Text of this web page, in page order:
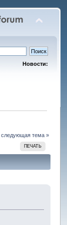
Новости:
следующая тема »
ПЕЧАТЬ